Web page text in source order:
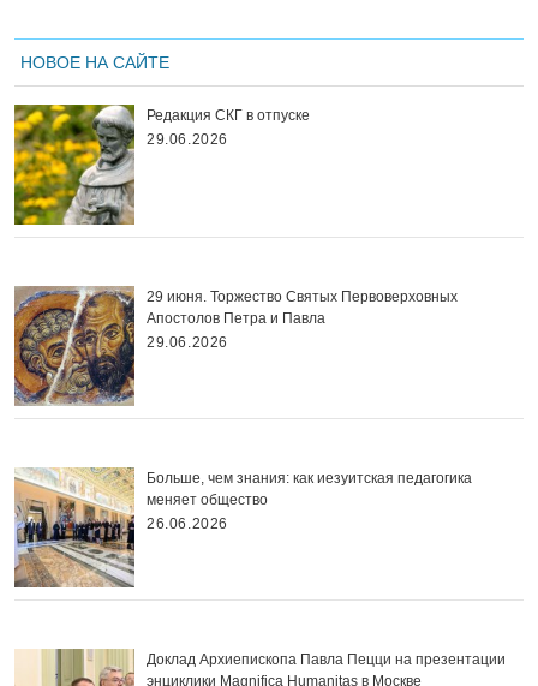
НОВОЕ НА САЙТЕ
Редакция СКГ в отпуске
29.06.2026
29 июня. Торжество Святых Первоверховных
Апостолов Петра и Павла
29.06.2026
Больше, чем знания: как иезуитская педагогика
меняет общество
26.06.2026
Доклад Архиепископа Павла Пецци на презентации
энциклики Magnifica Нumanitas в Москве